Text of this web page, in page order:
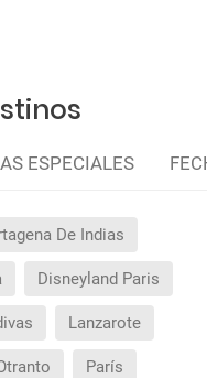
ESPECIALES
De Indias
Disneyland Paris
Lanzarote
París